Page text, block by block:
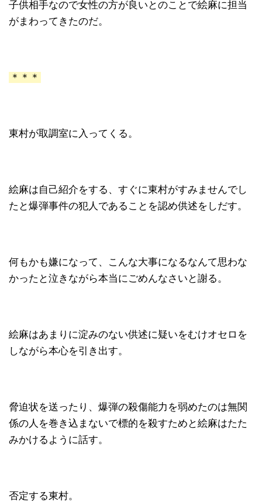
子供相手なので女性の方が良いとのことで絵麻に担当
がまわってきたのだ。
＊＊＊
東村が取調室に入ってくる。
絵麻は自己紹介をする、すぐに東村がすみませんでし
たと爆弾事件の犯人であることを認め供述をしだす。
何もかも嫌になって、こんな大事になるなんて思わな
かったと泣きながら本当にごめんなさいと謝る。
絵麻はあまりに淀みのない供述に疑いをむけオセロを
しながら本心を引き出す。
脅迫状を送ったり、爆弾の殺傷能力を弱めたのは無関
係の人を巻き込まないで標的を殺すためと絵麻はたた
みかけるように話す。
否定する東村。